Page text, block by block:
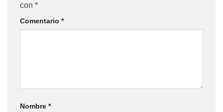
con *
Comentario *
Nombre *